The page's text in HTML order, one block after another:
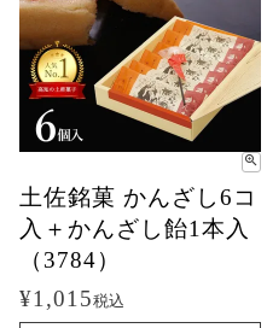
土佐銘菓 かんざし6コ
入＋かんざし飴1本入
（3784）
¥1,015税込